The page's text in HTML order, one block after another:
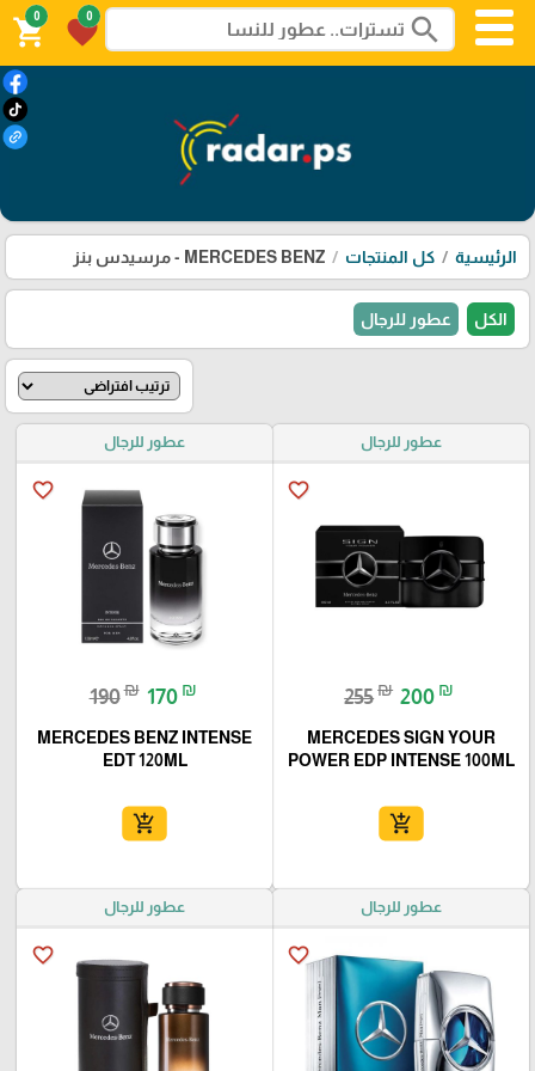
search
0
favorite
0
shopping_cart
الرئيسية كل المنتجات MERCEDES BENZ - مرسيدس بنز
الكل عطور للرجال
عطور للرجال
favorite_border
255₪ 200 ₪
MERCEDES SIGN YOUR
POWER EDP INTENSE 100ML
add_shopping_cart
عطور للرجال
favorite_border
190₪ 170 ₪
MERCEDES BENZ INTENSE
EDT 120ML
add_shopping_cart
عطور للرجال
favorite_border
عطور للرجال
favorite_border